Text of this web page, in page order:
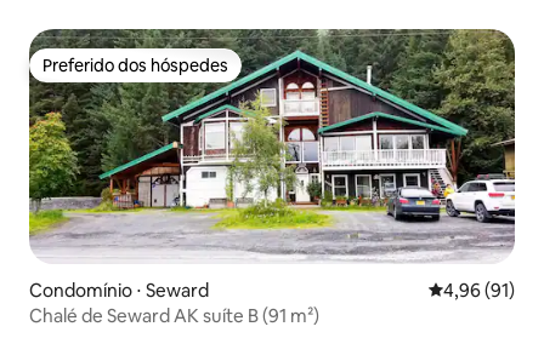
Preferido dos hóspedes
Preferido dos hóspedes
Condomínio ⋅ Seward 4,96 de uma
4,96 (91)
Chalé de Seward AK suíte B (91 m²)